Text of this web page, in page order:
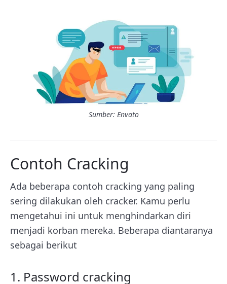
Sumber: Envato
Contoh Cracking
Ada beberapa contoh cracking yang paling
sering dilakukan oleh cracker. Kamu perlu
mengetahui ini untuk menghindarkan diri
menjadi korban mereka. Beberapa diantaranya
sebagai berikut
1. Password cracking